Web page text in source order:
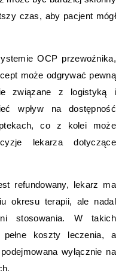
czas, aby pacjent mógł
OCP przewoźnika,
może odgrywać pewną
związane z logistyką i
wpływ na dostępność
co z kolei może
lekarza dotyczące
refundowany, lekarz ma
okresu terapii, ale nadal
stosowania. W takich
pełne koszty leczenia, a
wyłącznie na